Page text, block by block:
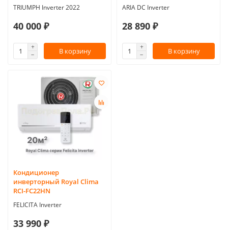
TRIUMPH Inverter 2022
40 000 ₽
В корзину
ARIA DC Inverter
28 890 ₽
В корзину
Кондиционер
инверторный Royal Clima
RCI-FC22HN
FELICITA Inverter
33 990 ₽